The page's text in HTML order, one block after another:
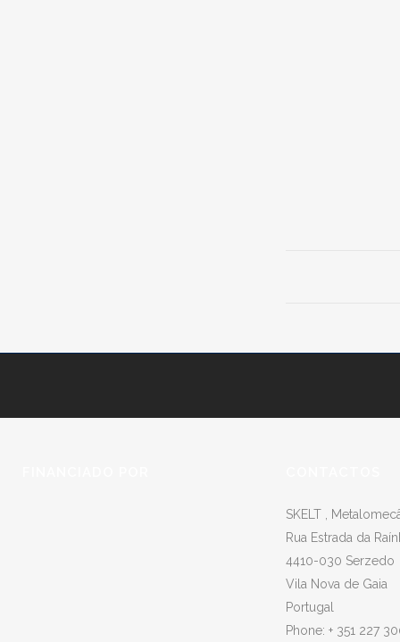
SKELT ,
Rua Estrada da
4410-030 Serzedo
Vila Nova de Gaia
Portugal
Phone: + 351 227